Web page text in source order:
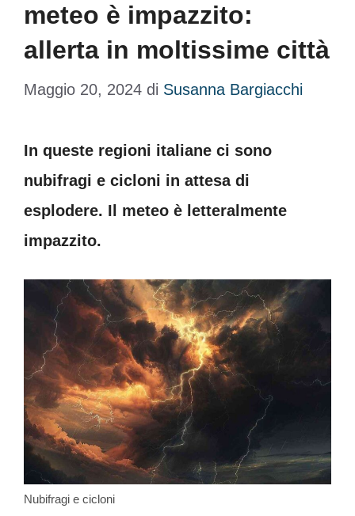
meteo è impazzito:
allerta in moltissime città
Maggio 20, 2024 di Susanna Bargiacchi
In queste regioni italiane ci sono
nubifragi e cicloni in attesa di
esplodere. Il meteo è letteralmente
impazzito.
Nubifragi e cicloni